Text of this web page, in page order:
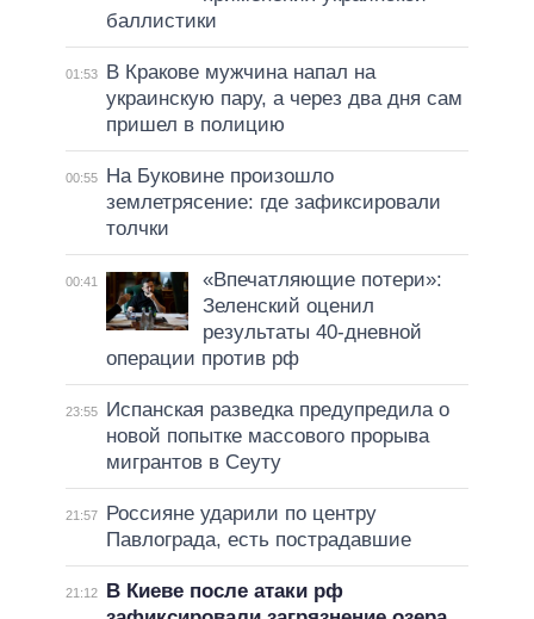
баллистики
01:53
В Кракове мужчина напал на
украинскую пару, а через два дня сам
пришел в полицию
00:55
На Буковине произошло
землетрясение: где зафиксировали
толчки
00:41
«Впечатляющие потери»:
Зеленский оценил
результаты 40-дневной
операции против рф
23:55
Испанская разведка предупредила о
новой попытке массового прорыва
мигрантов в Сеуту
21:57
Россияне ударили по центру
Павлограда, есть пострадавшие
21:12
В Киеве после атаки рф